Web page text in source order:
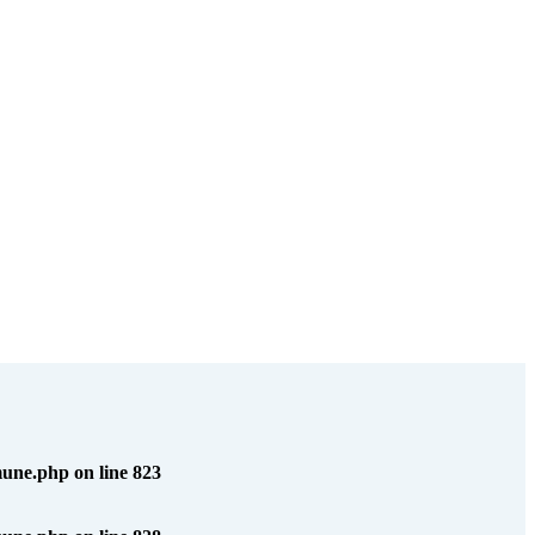
on line 823